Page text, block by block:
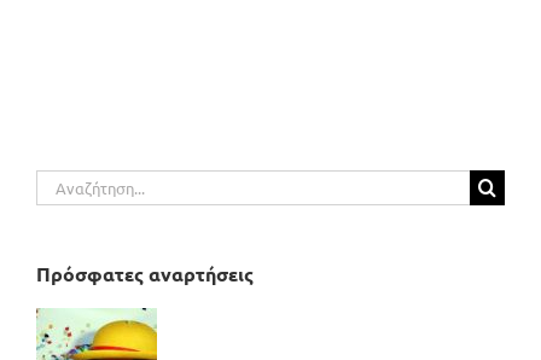
Αναζήτηση
για:
Πρόσφατες αναρτήσεις